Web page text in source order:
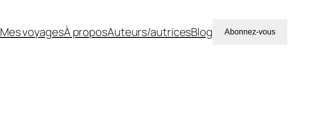
Mes voyagesÀ proposAuteurs/autricesBlog Abonnez-vous